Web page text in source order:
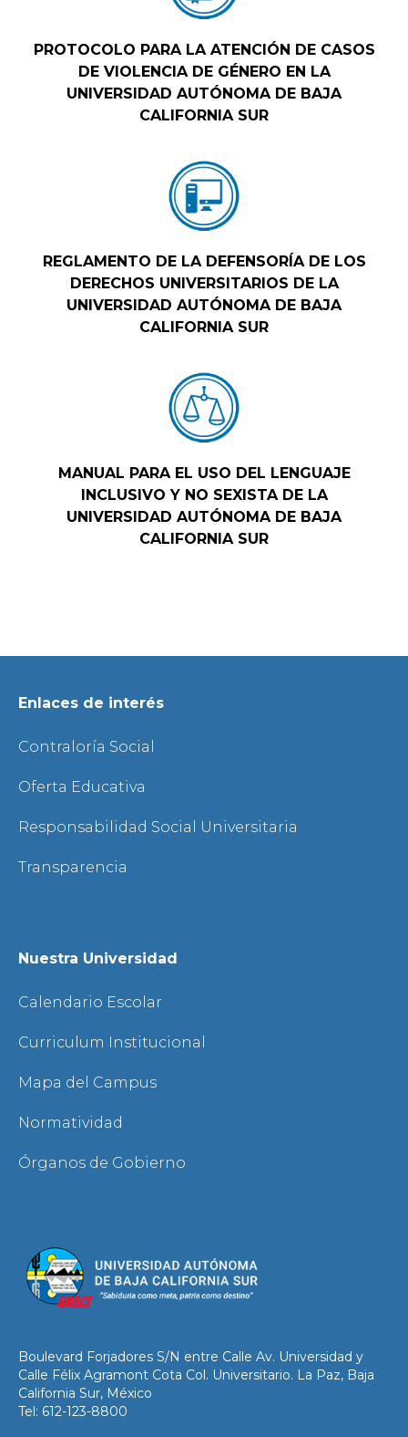
PROTOCOLO PARA LA ATENCIÓN DE CASOS
DE VIOLENCIA DE GÉNERO EN LA
UNIVERSIDAD AUTÓNOMA DE BAJA
CALIFORNIA SUR
REGLAMENTO DE LA DEFENSORÍA DE LOS
DERECHOS UNIVERSITARIOS DE LA
UNIVERSIDAD AUTÓNOMA DE BAJA
CALIFORNIA SUR
MANUAL PARA EL USO DEL LENGUAJE
INCLUSIVO Y NO SEXISTA DE LA
UNIVERSIDAD AUTÓNOMA DE BAJA
CALIFORNIA SUR
Enlaces de interés
Contraloría Social
Oferta Educativa
Responsabilidad Social Universitaria
Transparencia
Nuestra Universidad
Calendario Escolar
Curriculum Institucional
Mapa del Campus
Normatividad
Órganos de Gobierno
Boulevard Forjadores S/N entre Calle Av. Universidad y
Calle Félix Agramont Cota Col. Universitario. La Paz, Baja
California Sur, México
Tel: 612-123-8800